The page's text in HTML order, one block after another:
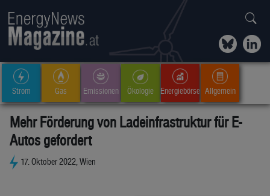
Strom Gas Emissionen Ökologie Energiebörse Allgemein
Mehr Förderung von Ladeinfrastruktur für E-
Autos gefordert
17. Oktober 2022, Wien